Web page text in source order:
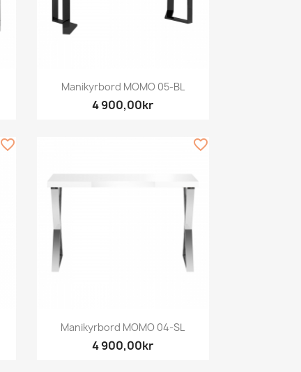
Snabbvy
Manikyrbord MOMO 05-BL
4 900,00kr
favorite_border
Snabbvy
Manikyrbord MOMO 04-SL
4 900,00kr
favorite_border